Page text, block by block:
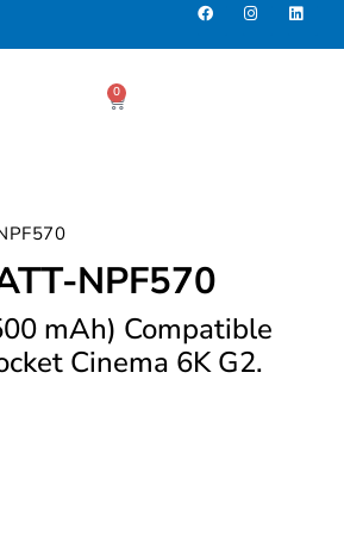
0
NPF570
mAh) Compatible
Cinema 6K G2.